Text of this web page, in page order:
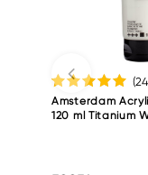
(24
Amsterdam
120 ml Titanium